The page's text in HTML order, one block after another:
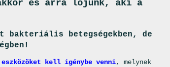
és arra lőjünk, aki a
bakteriális betegségekben, de
kell igénybe venni, melynek